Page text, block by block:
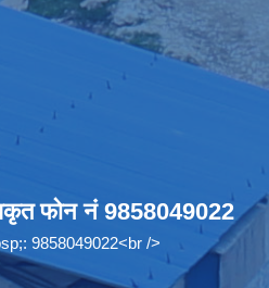
फोन नं 9858049022
9858049022<br />